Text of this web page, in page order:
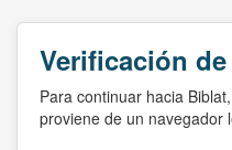
Verificación
Para continuar hacia
proviene de un navegador